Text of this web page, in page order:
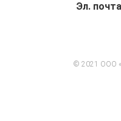
Эл.
© 2021 ООО